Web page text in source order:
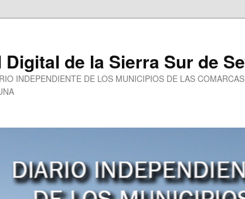
Digital de la Sierra Sur de
INDEPENDIENTE DE LOS MUNICIPIOS DE LAS